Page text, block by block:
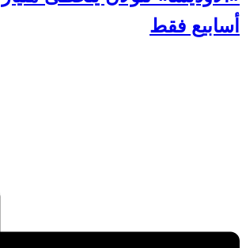
أسابيع فقط